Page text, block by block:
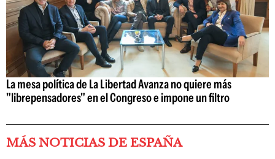
La mesa política de La Libertad Avanza no quiere más
"librepensadores" en el Congreso e impone un filtro
MÁS NOTICIAS DE ESPAÑA